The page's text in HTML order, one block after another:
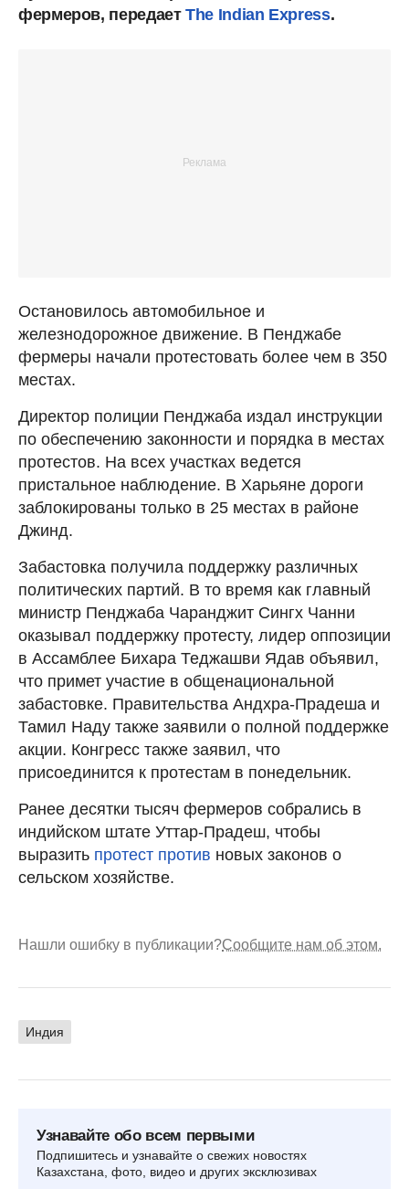
фермеров, передаетThe Indian Express.
Остановилось автомобильное и
железнодорожное движение. В Пенджабе
фермеры начали протестовать более чем в 350
местах.
Директор полиции Пенджаба издал инструкции
по обеспечению законности и порядка в местах
протестов. На всех участках ведется
пристальное наблюдение. В Харьяне дороги
заблокированы только в 25 местах в районе
Джинд.
Забастовка получила поддержку различных
политических партий. В то время как главный
министр Пенджаба Чаранджит Сингх Чанни
оказывал поддержку протесту, лидер оппозиции
в Ассамблее Бихара Теджашви Ядав объявил,
что примет участие в общенациональной
забастовке. Правительства Андхра-Прадеша и
Тамил Наду также заявили о полной поддержке
акции. Конгресс также заявил, что
присоединится к протестам в понедельник.
Ранее десятки тысяч фермеров собрались в
индийском штате Уттар-Прадеш, чтобы
выразить протест против новых законов о
сельском хозяйстве.
Нашли ошибку в публикации?Сообщите нам об этом.
Индия
Узнавайте обо всем первыми
Подпишитесь и узнавайте о свежих новостях
Казахстана, фото, видео и других эксклюзивах